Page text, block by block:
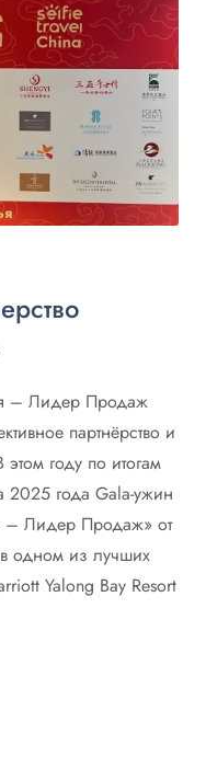
– Лидер Продаж
партнёрство и
году по итогам
2025 года Gala-ужин
– Лидер Продаж» от
одном из лучших
Yalong Bay Resort